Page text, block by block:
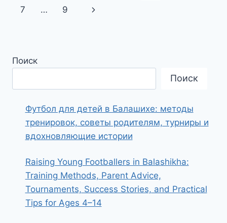
ОГЛАВЛЕНИЕ
по
страница
7 … 9
Следующая
Поиск
Поиск
Футбол для детей в Балашихе: методы
тренировок, советы родителям, турниры и
вдохновляющие истории
Raising Young Footballers in Balashikha:
Training Methods, Parent Advice,
Tournaments, Success Stories, and Practical
Tips for Ages 4–14